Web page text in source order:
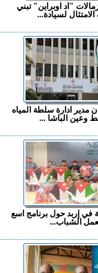
"اد اوبراين" تبني
الامتثال لسيادة...
مدير ادارة سلطة المياه
وعين الباشا ...
في إربد حول برنامج اسع
الشباب...